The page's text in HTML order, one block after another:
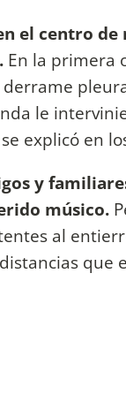
el centro
En la primera
le
explicó en
y
músico.
al
que